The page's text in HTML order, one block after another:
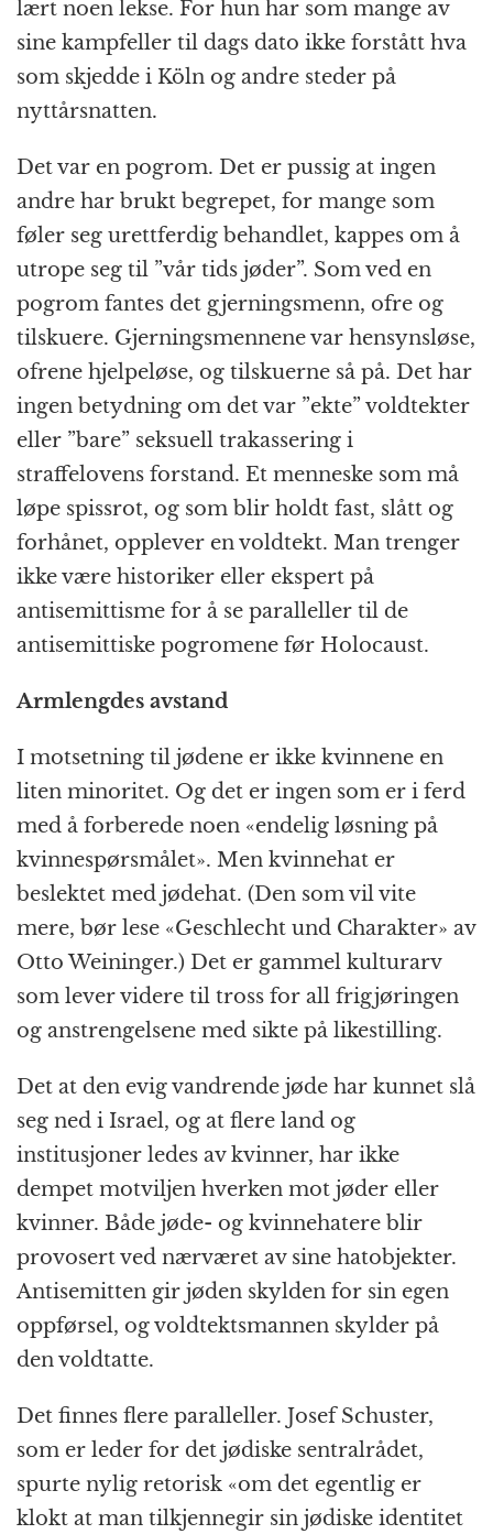
lært noen lekse. For hun har som mange av
sine kampfeller til dags dato ikke forstått hva
som skjedde i Köln og andre steder på
nyttårsnatten.
Det var en pogrom. Det er pussig at ingen
andre har brukt begrepet, for mange som
føler seg urettferdig behandlet, kappes om å
utrope seg til ”vår tids jøder”. Som ved en
pogrom fantes det gjerningsmenn, ofre og
tilskuere. Gjerningsmennene var hensynsløse,
ofrene hjelpeløse, og tilskuerne så på. Det har
ingen betydning om det var ”ekte” voldtekter
eller ”bare” seksuell trakassering i
straffelovens forstand. Et menneske som må
løpe spissrot, og som blir holdt fast, slått og
forhånet, opplever en voldtekt. Man trenger
ikke være historiker eller ekspert på
antisemittisme for å se paralleller til de
antisemittiske pogromene før Holocaust.
Armlengdes avstand
I motsetning til jødene er ikke kvinnene en
liten minoritet. Og det er ingen som er i ferd
med å forberede noen «endelig løsning på
kvinnespørsmålet». Men kvinnehat er
beslektet med jødehat. (Den som vil vite
mere, bør lese «Geschlecht und Charakter» av
Otto Weininger.) Det er gammel kulturarv
som lever videre til tross for all frigjøringen
og anstrengelsene med sikte på likestilling.
Det at den evig vandrende jøde har kunnet slå
seg ned i Israel, og at flere land og
institusjoner ledes av kvinner, har ikke
dempet motviljen hverken mot jøder eller
kvinner. Både jøde- og kvinnehatere blir
provosert ved nærværet av sine hatobjekter.
Antisemitten gir jøden skylden for sin egen
oppførsel, og voldtektsmannen skylder på
den voldtatte.
Det finnes flere paralleller. Josef Schuster,
som er leder for det jødiske sentralrådet,
spurte nylig retorisk «om det egentlig er
klokt at man tilkjennegir sin jødiske identitet